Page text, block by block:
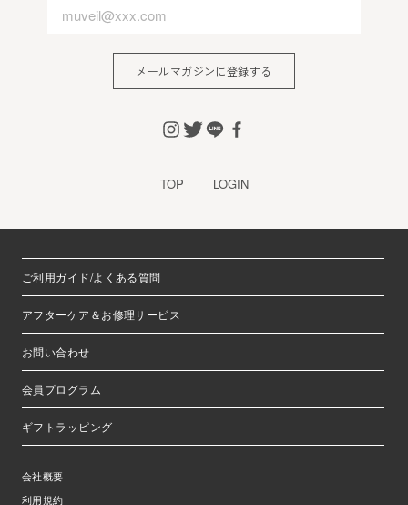
メールマガジンに登録する
TOP LOGIN
ご利用ガイド/よくある質問
アフターケア＆お修理サービス
お問い合わせ
会員プログラム
ギフトラッピング
会社概要
利用規約